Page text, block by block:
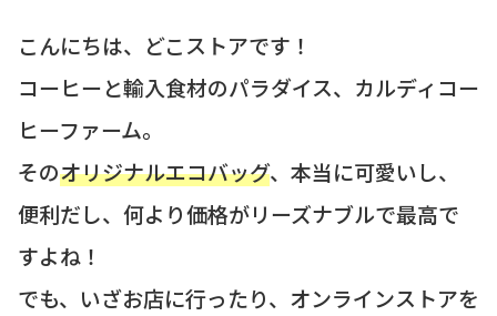
こんにちは、どこストアです！
コーヒーと輸入食材のパラダイス、カルディコー
ヒーファーム。
そのオリジナルエコバッグ、本当に可愛いし、
便利だし、何より価格がリーズナブルで最高で
すよね！
でも、いざお店に行ったり、オンラインストアを